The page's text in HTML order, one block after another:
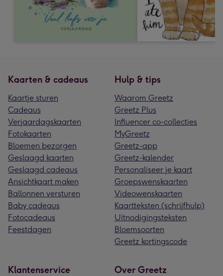
Kaarten & cadeaus
Kaartje sturen
Cadeaus
Verjaardagskaarten
Fotokaarten
Bloemen bezorgen
Geslaagd kaarten
Geslaagd cadeaus
Ansichtkaart maken
Ballonnen versturen
Baby cadeaus
Fotocadeaus
Feestdagen
Hulp & tips
Waarom Greetz
Greetz Plus
Influencer co-collecties
MyGreetz
Greetz-app
Greetz-kalender
Personaliseer je kaart
Groepswenskaarten
Videowenskaarten
Kaartteksten (schrijfhulp)
Uitnodigingsteksten
Bloemsoorten
Greetz kortingscode
Klantenservice Over Greetz